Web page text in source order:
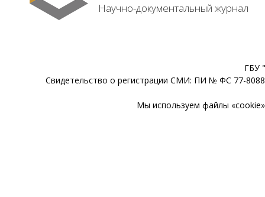
Научно-документальный журнал
ГБУ
Свидетельство о регистрации СМИ: ПИ № ФС 77-
Мы используем файлы «cookie»